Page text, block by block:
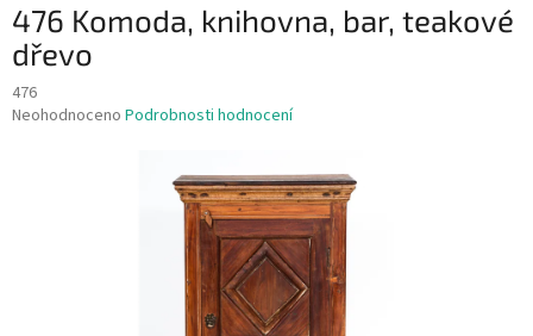
476 Komoda, knihovna, bar, teakové
dřevo
476
Průměrné
Neohodnoceno Podrobnosti hodnocení